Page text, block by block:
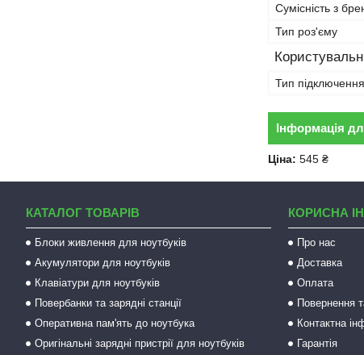
Сумісність з
Тип роз'єму
Тип підключення
Інформація
Ціна: 545 ₴
КАТАЛОГ ТОВАРІВ
Блоки живлення для ноутбуків
Акумулятори для ноутбуків
Клавіатури для ноутбуків
Повербанки та зарядні станції
Оперативна пам'ять до ноутбука
Оригінальні зарядні пристрії для ноутбуків
КОРИСНА
Про нас
Доставка
Оплата
Повернення
Контактна
Гарантія